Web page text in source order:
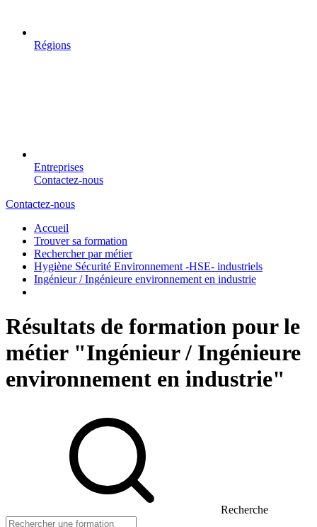
Régions
Entreprises
Contactez-nous
Contactez-nous
Accueil
Trouver sa formation
Rechercher par métier
Hygiène Sécurité Environnement -HSE- industriels
Ingénieur / Ingénieure environnement en industrie
Résultats de formation pour le
métier "Ingénieur / Ingénieure
environnement en industrie"
Recherche